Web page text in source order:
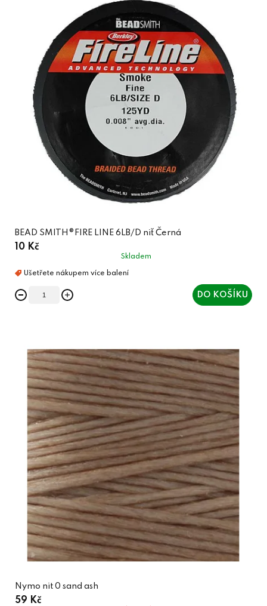
BEAD SMITH®FIRE LINE 6LB/D niť Černá
10 Kč
Skladem
DO KOŠÍKU
Nymo nit 0 sand ash
59 Kč